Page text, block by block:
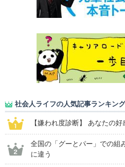
社会人ライフの人気記事ランキング
【嫌われ度診断】 あなたの
全国の「グーとパー」での組
に違う